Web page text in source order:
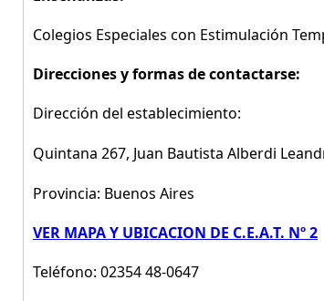
Colegios Especiales con Estimulación
Direcciones y formas de contactarse:
Dirección del establecimiento:
Quintana 267, Juan Bautista Alberdi
Provincia: Buenos Aires
VER MAPA Y UBICACION DE C.E.A.T. Nº 2
Teléfono: 02354 48-0647